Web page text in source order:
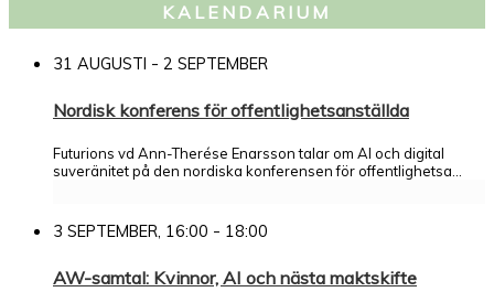
KALENDARIUM
31 AUGUSTI - 2 SEPTEMBER
Nordisk konferens för offentlighetsanställda
Futurions vd Ann-Therése Enarsson talar om AI och digital
suveränitet på den nordiska konferensen för offentlighetsa...
3 SEPTEMBER, 16:00 - 18:00
AW-samtal: Kvinnor, AI och nästa maktskifte